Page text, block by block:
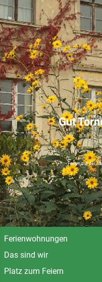
Gut
Ferien mit der
Ferienwohnungen
Das sind wir
Platz zum Feiern